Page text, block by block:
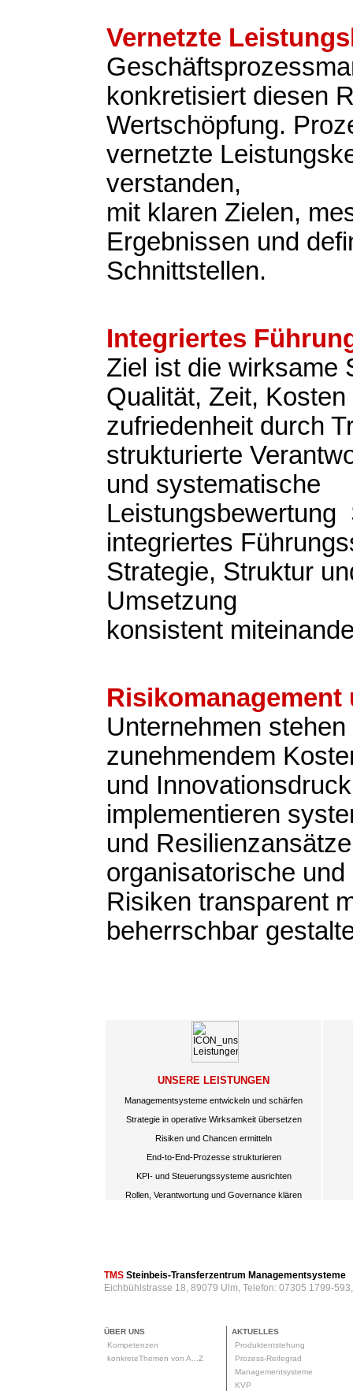
Vernetzte
konkretisiert diesen
Wertschöpfung.
vernetzte
verstanden,
mit klaren Zielen,
Ergebnissen und
Schnittstellen.
Integriertes
Ziel ist die wirksame
Qualität, Zeit,
zufriedenheit durch
strukturierte
und systematische
Leistungsbewertung
integriertes
Strategie, Struktur
Umsetzung
konsistent
Risikomanagement
Unternehmen stehen
zunehmendem
und
implementieren
und
organisatorische
Risiken transparent
beherrschbar
UNSERE LEISTUNGEN
Managementsysteme entwickeln und schärfen
Strategie in operative Wirksamkeit übersetzen
Risiken und Chancen ermitteln
End-to-End-Prozesse strukturieren
KPI- und Steuerungssysteme ausrichten
Rollen, Verantwortung und Governance klären
TMS Steinbeis-Transferzentrum Managementsysteme
Eichbühlstrasse 18, 89079 Ulm, Telefon: 07305 1799-
ÜBER UNS
Kompetenzen
konkreteThemen von A...Z
AKTUELLES
Produktentstehung
Prozess-Reifegrad
Managementsysteme
KVP